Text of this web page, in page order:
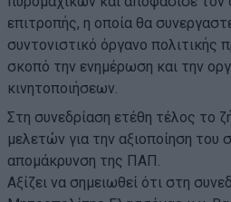
επιτροπής, η οποία θα
συντονιστικό όργανο πολιτικής
σκοπό την ενημέρωση και την
κινητοποιήσεων.
Στη συνεδρίαση ετέθη τέλος το
μελετών για την αξιοποίηση του
απομάκρυνση της ΠΑΠ.
Αξίζει να σημειωθεί ότι στη